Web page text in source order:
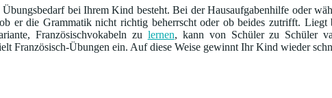
bei Ihrem Kind besteht. Bei der Hausaufgabenhilfe oder
er die Grammatik nicht richtig beherrscht oder ob beides zutrifft.
Französischvokabeln zu lernen, kann von Schüler zu Schüler
Französisch-Übungen ein. Auf diese Weise gewinnt Ihr Kind wieder